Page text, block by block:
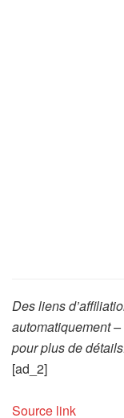
Des liens
automatiquement
pour plus de
[ad_2]
Source link